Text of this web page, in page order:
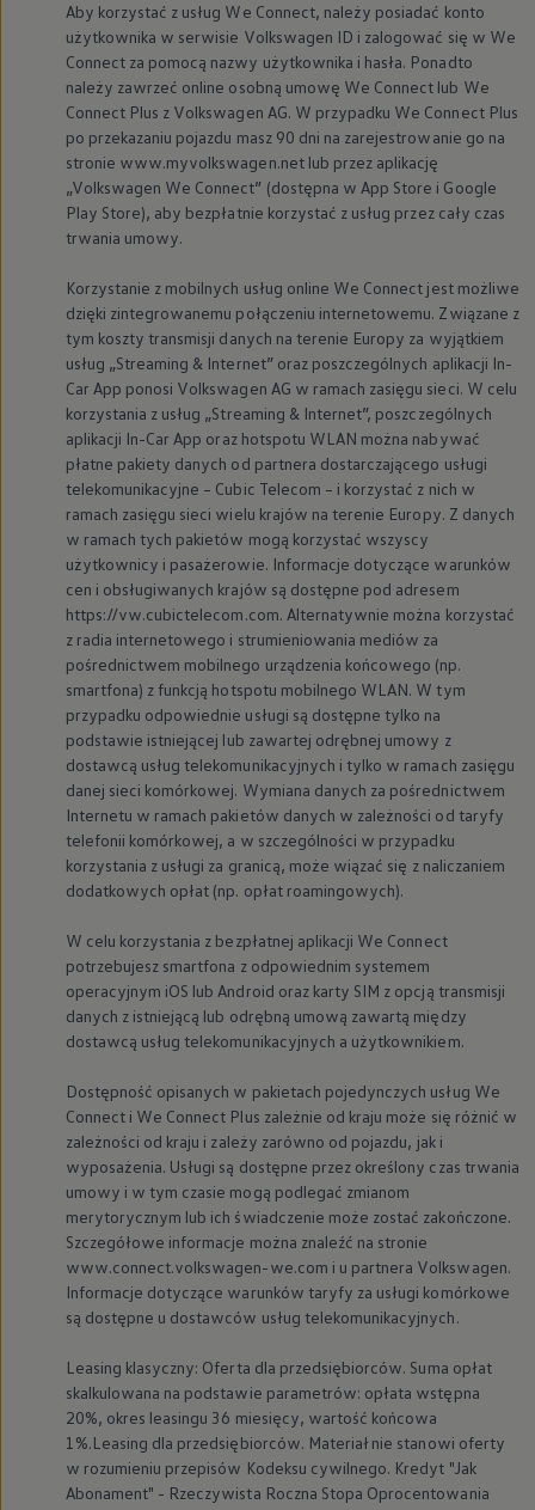
Aby korzystać z usług We Connect, należy posiadać konto
użytkownika w serwisie Volkswagen ID i zalogować się w We
Connect za pomocą nazwy użytkownika i hasła. Ponadto
należy zawrzeć online osobną umowę We Connect lub We
Connect Plus z Volkswagen AG. W przypadku We Connect Plus
po przekazaniu pojazdu masz 90 dni na zarejestrowanie go na
stronie www.myvolkswagen.net lub przez aplikację
„Volkswagen We Connect” (dostępna w App Store i Google
Play Store), aby bezpłatnie korzystać z usług przez cały czas
trwania umowy.
Korzystanie z mobilnych usług online We Connect jest możliwe
dzięki zintegrowanemu połączeniu internetowemu. Związane z
tym koszty transmisji danych na terenie Europy za wyjątkiem
usług „Streaming & Internet” oraz poszczególnych aplikacji In-
Car App ponosi Volkswagen AG w ramach zasięgu sieci. W celu
korzystania z usług „Streaming & Internet”, poszczególnych
aplikacji In-Car App oraz hotspotu WLAN można nabywać
płatne pakiety danych od partnera dostarczającego usługi
telekomunikacyjne – Cubic Telecom – i korzystać z nich w
ramach zasięgu sieci wielu krajów na terenie Europy. Z danych
w ramach tych pakietów mogą korzystać wszyscy
użytkownicy i pasażerowie. Informacje dotyczące warunków
cen i obsługiwanych krajów są dostępne pod adresem
https://vw.cubictelecom.com. Alternatywnie można korzystać
z radia internetowego i strumieniowania mediów za
pośrednictwem mobilnego urządzenia końcowego (np.
smartfona) z funkcją hotspotu mobilnego WLAN. W tym
przypadku odpowiednie usługi są dostępne tylko na
podstawie istniejącej lub zawartej odrębnej umowy z
dostawcą usług telekomunikacyjnych i tylko w ramach zasięgu
danej sieci komórkowej. Wymiana danych za pośrednictwem
Internetu w ramach pakietów danych w zależności od taryfy
telefonii komórkowej, a w szczególności w przypadku
korzystania z usługi za granicą, może wiązać się z naliczaniem
dodatkowych opłat (np. opłat roamingowych).
W celu korzystania z bezpłatnej aplikacji We Connect
potrzebujesz smartfona z odpowiednim systemem
operacyjnym iOS lub Android oraz karty SIM z opcją transmisji
danych z istniejącą lub odrębną umową zawartą między
dostawcą usług telekomunikacyjnych a użytkownikiem.
Dostępność opisanych w pakietach pojedynczych usług We
Connect i We Connect Plus zależnie od kraju może się różnić w
zależności od kraju i zależy zarówno od pojazdu, jak i
wyposażenia. Usługi są dostępne przez określony czas trwania
umowy i w tym czasie mogą podlegać zmianom
merytorycznym lub ich świadczenie może zostać zakończone.
Szczegółowe informacje można znaleźć na stronie
www.connect.volkswagen-we.com i u partnera Volkswagen.
Informacje dotyczące warunków taryfy za usługi komórkowe
są dostępne u dostawców usług telekomunikacyjnych.
Leasing klasyczny: Oferta dla przedsiębiorców. Suma opłat
skalkulowana na podstawie parametrów: opłata wstępna
20%, okres leasingu 36 miesięcy, wartość końcowa
1%.Leasing dla przedsiębiorców. Materiał nie stanowi oferty
w rozumieniu przepisów Kodeksu cywilnego. Kredyt "Jak
Abonament" - Rzeczywista Roczna Stopa Oprocentowania